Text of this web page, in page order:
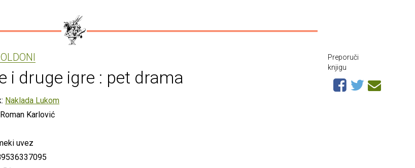
i druge igre : pet drama
Naklada Lukom
Karlović
uvez
Preporuči
knjigu